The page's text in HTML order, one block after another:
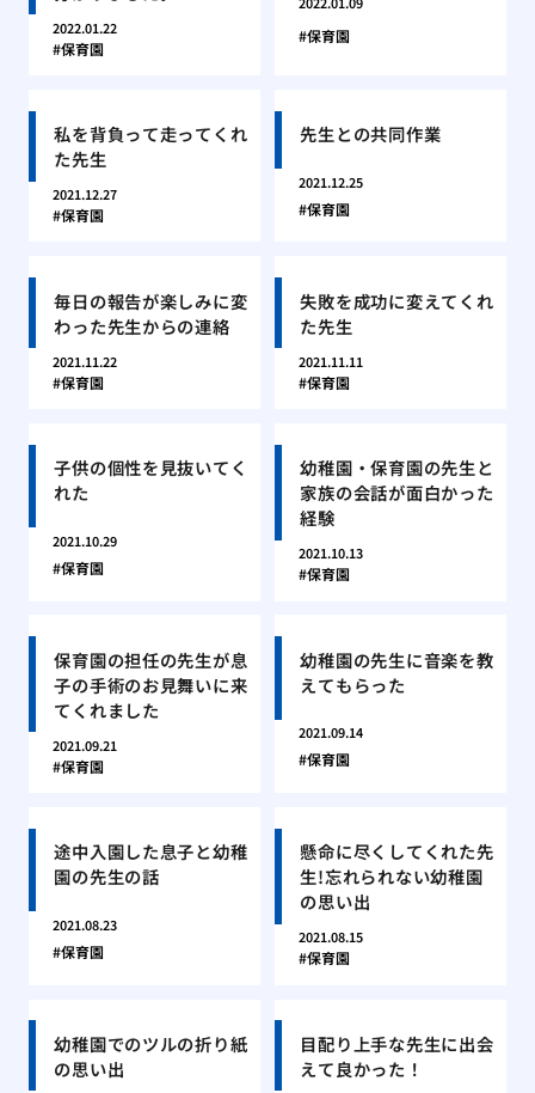
2022.01.22
保育園
保育園
私を背負って走ってくれ
た先生
2021.12.27
保育園
先生との共同作業
2021.12.25
保育園
毎日の報告が楽しみに変
わった先生からの連絡
2021.11.22
保育園
失敗を成功に変えてくれ
た先生
2021.11.11
保育園
子供の個性を見抜いてく
れた
2021.10.29
保育園
幼稚園・保育園の先生と
家族の会話が面白かった
経験
2021.10.13
保育園
保育園の担任の先生が息
子の手術のお見舞いに来
てくれました
2021.09.21
保育園
幼稚園の先生に音楽を教
えてもらった
2021.09.14
保育園
途中入園した息子と幼稚
園の先生の話
2021.08.23
保育園
懸命に尽くしてくれた先
生!忘れられない幼稚園
の思い出
2021.08.15
保育園
幼稚園でのツルの折り紙
の思い出
目配り上手な先生に出会
えて良かった！